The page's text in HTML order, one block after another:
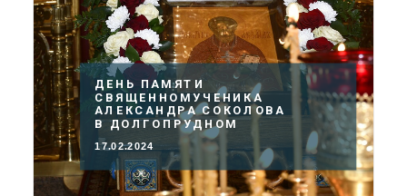
ДЕНЬ ПАМЯТИ
СВЯЩЕННОМУЧЕНИКА
АЛЕКСАНДРА СОКОЛОВА
В ДОЛГОПРУДНОМ
17.02.2024